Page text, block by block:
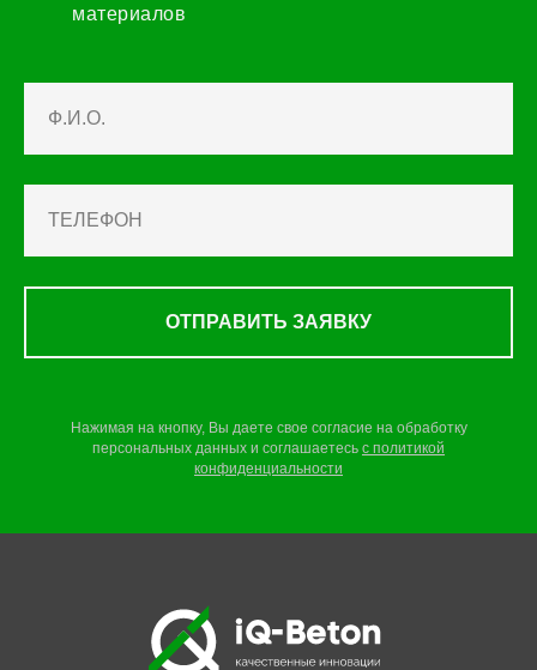
материалов
ОТПРАВИТЬ ЗАЯВКУ
Нажимая на кнопку, Вы даете свое согласие на обработку
персональных данных и соглашаетесь c политикой
конфиденциальности